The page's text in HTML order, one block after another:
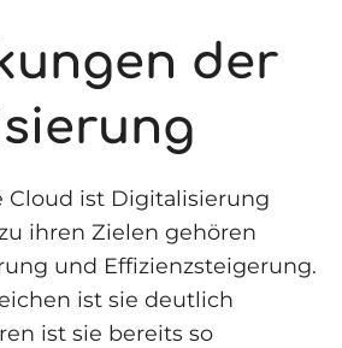
der
Cloud ist Digitalisierung
ihren Zielen gehören
und Effizienzsteigerung.
ist sie deutlich
ist sie bereits so